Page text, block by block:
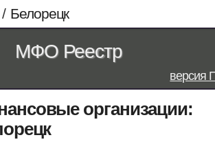
/ Белорецк
МФО Реестр
версия
организации: